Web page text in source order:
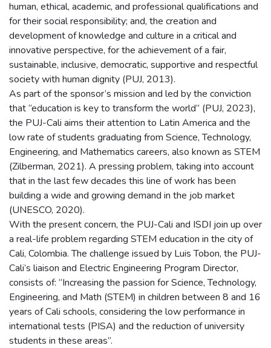
human, ethical, academic, and professional qualifications and
for their social responsibility; and, the creation and
development of knowledge and culture in a critical and
innovative perspective, for the achievement of a fair,
sustainable, inclusive, democratic, supportive and respectful
society with human dignity (PUJ, 2013).
As part of the sponsor’s mission and led by the conviction
that “education is key to transform the world” (PUJ, 2023),
the PUJ-Cali aims their attention to Latin America and the
low rate of students graduating from Science, Technology,
Engineering, and Mathematics careers, also known as STEM
(Zilberman, 2021). A pressing problem, taking into account
that in the last few decades this line of work has been
building a wide and growing demand in the job market
(UNESCO, 2020).
With the present concern, the PUJ-Cali and ISDI join up over
a real-life problem regarding STEM education in the city of
Cali, Colombia. The challenge issued by Luis Tobon, the PUJ-
Cali’s liaison and Electric Engineering Program Director,
consists of: “Increasing the passion for Science, Technology,
Engineering, and Math (STEM) in children between 8 and 16
years of Cali schools, considering the low performance in
international tests (PISA) and the reduction of university
students in these areas”.